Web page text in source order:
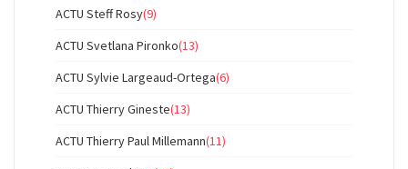
ACTU Steff Rosy(9)
ACTU Svetlana Pironko(13)
ACTU Sylvie Largeaud-Ortega(6)
ACTU Thierry Gineste(13)
ACTU Thierry Paul Millemann(11)